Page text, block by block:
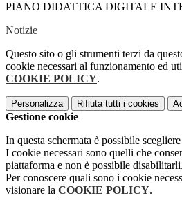
PIANO DIDATTICA DIGITALE
Notizie
Questo sito o gli strumenti terzi da
cookie necessari al funzionamento ed
COOKIE POLICY.
Personalizza Rifiuta tutti i cookies
Gestione cookie
In questa schermata è possibile
I cookie necessari sono quelli che
piattaforma e non è possibile disabilitarli.
Per conoscere quali sono i cookie
visionare la COOKIE POLICY.